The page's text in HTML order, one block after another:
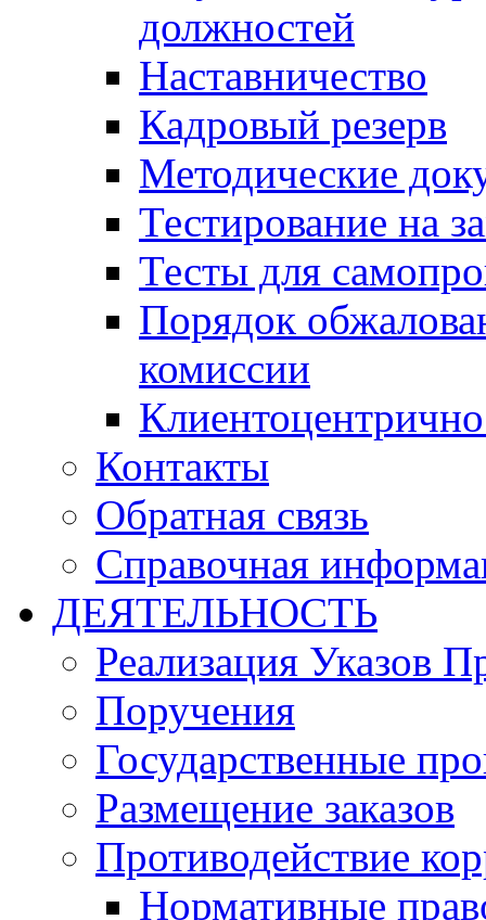
должностей
Наставничество
Кадровый резерв
Методические
Тестирование на
Тесты для
Порядок
комиссии
Контакты
Обратная связь
Справочная
ДЕЯТЕЛЬНОСТЬ
Реализация Указов
Поручения
Государственные
Размещение заказов
Противодействие
Нормативные